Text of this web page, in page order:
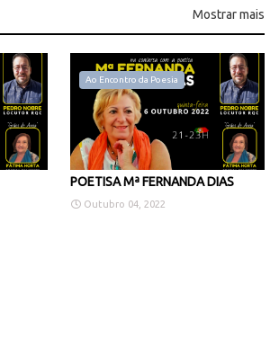
Mostrar mais
Ao Encontro da Poesia
POETISA Mª FERNANDA DIAS
Outubro 04, 2022